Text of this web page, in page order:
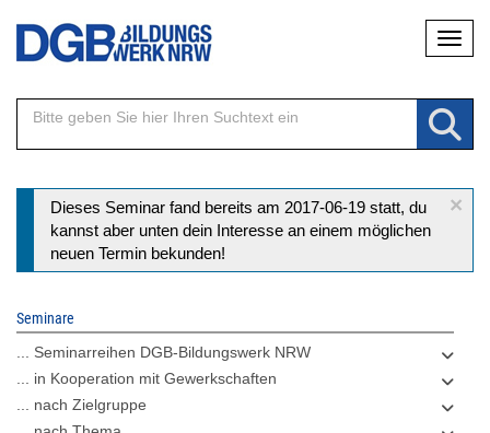
Direkt
Inhalt
×
Statusmeldung
Dieses Seminar fand bereits am 2017-06-19 statt, du
kannst aber unten dein Interesse an einem möglichen
neuen Termin bekunden!
Seminare
... Seminarreihen DGB-Bildungswerk NRW
... in Kooperation mit Gewerkschaften
... nach Zielgruppe